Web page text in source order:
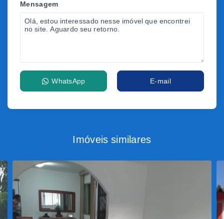
Mensagem
WhatsApp E-mail
Imóveis similares